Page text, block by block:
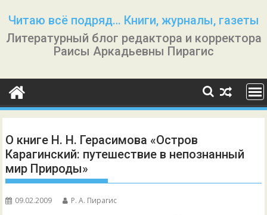
содержимому
Читаю всё подряд… Книги, журналы, газеты
Литературный блог редактора и корректора
Раисы Аркадьевны Пирагис
О книге Н. Н. Герасимова «Остров
Карагинский: путешествие в непознанный
мир Природы»
09.02.2009 Р. А. Пирагис